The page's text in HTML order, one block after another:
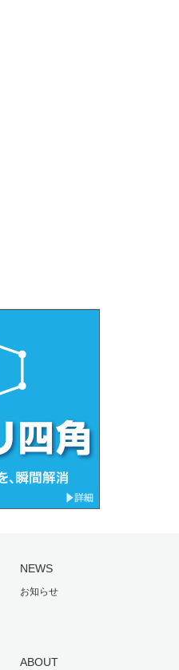
NEWS
お知らせ
ABOUT